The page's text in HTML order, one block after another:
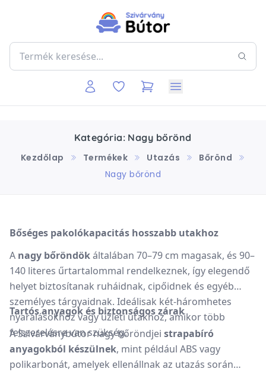
Kategória: Nagy bőrönd
Kezdőlap
Termékek Utazás
Bőrönd
Nagy bőrönd
Bőséges pakolókapacitás hosszabb utakhoz
A nagy bőröndökáltalában 70–79 cm magasak, és 90–
140 literes űrtartalommal rendelkeznek, így elegendő
helyet biztosítanak ruháidnak, cipőidnek és egyéb
személyes tárgyaidnak. Ideálisak két-háromhetes
nyaralásokhoz vagy üzleti utakhoz, amikor több
felszerelésre van szükség.
Tartós anyagok és biztonságos zárak
A Szivárványbútor nagy bőröndjei strapabíró
anyagokból készülnek, mint például ABS vagy
polikarbonát, amelyek ellenállnak az utazás során